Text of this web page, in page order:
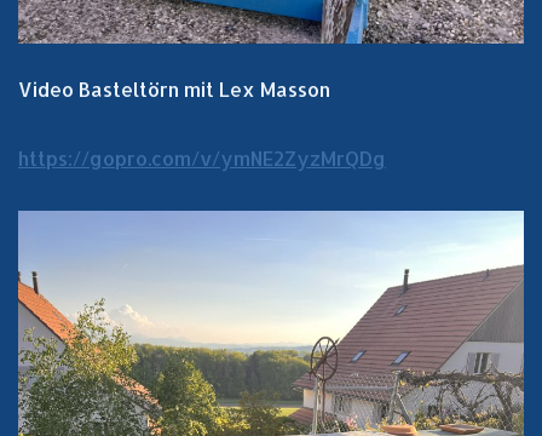
Video Basteltörn mit Lex Masson
https://gopro.com/v/ymNE2ZyzMrQDg